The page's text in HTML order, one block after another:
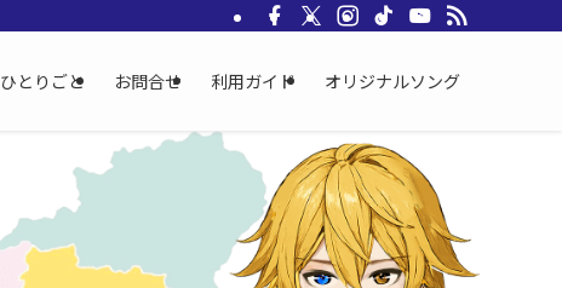
ひとりごと お問合せ 利用ガイド オリジナルソング